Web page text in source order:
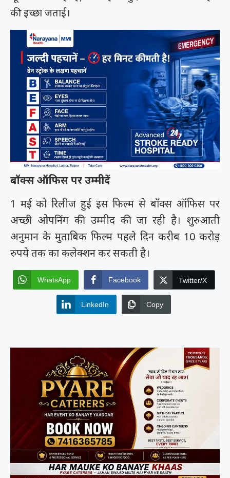
की इच्छा जताई।
बॉक्स ऑफिस पर उम्मीदें
1 मई को रिलीज हुई इस फिल्म से बॉक्स ऑफिस पर
अच्छी ओपनिंग की उम्मीद की जा रही है। शुरुआती
अनुमान के मुताबिक फिल्म पहले दिन करीब 10 करोड़
रुपये तक का कलेक्शन कर सकती है।
WhatsApp Facebook Twitter/X
LinkedIn Copy